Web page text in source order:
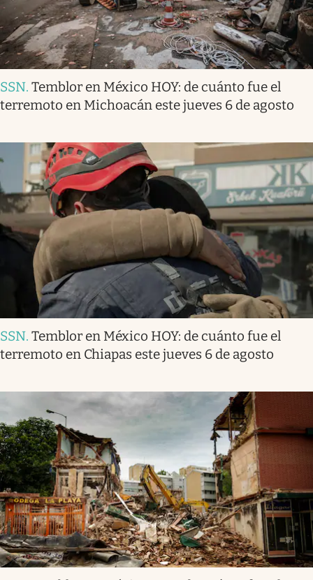
SSN. Temblor en México HOY: de cuánto fue el
terremoto en Michoacán este jueves 6 de agosto
SSN. Temblor en México HOY: de cuánto fue el
terremoto en Chiapas este jueves 6 de agosto